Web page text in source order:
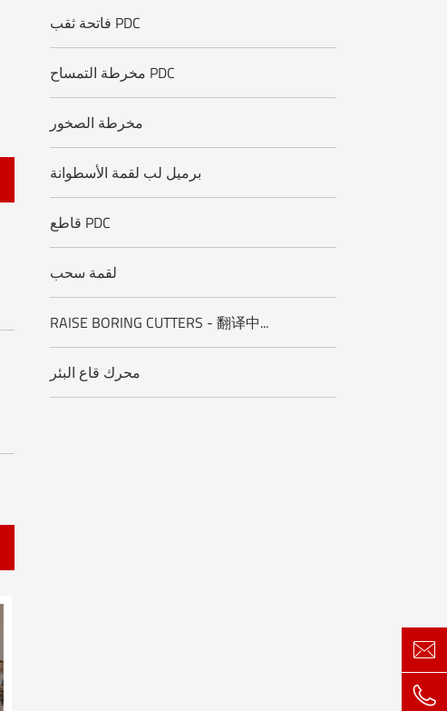
فاتحة ثقب PDC
مخرطة التمساح PDC
مخرطة الصخور
برميل لب لقمة الأسطوانة
قاطع PDC
لقمة سحب
RAISE BORING CUTTERS - 翻译中...
محرك قاع البئر

